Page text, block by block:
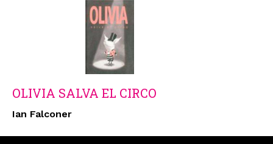
OLIVIA SALVA EL CIRCO
Ian Falconer